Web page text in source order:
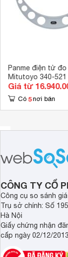
Panme điện tử đo
Mitutoyo 340-521
Giá từ
Có 5 nơi bán
CÔNG TY CỔ
Công cụ so sánh
Trụ sở chính: Số
Hà Nội
Giấy chứng nhận
cấp ngày 02/12/2013